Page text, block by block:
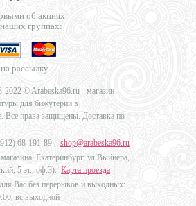
об акциях
группах:
рассылку
2022 © Arabeska96.ru - магазин
для бижутерии в
Все права защищены. Доставка по
912) 68-191-89 , shop@arabeska96.ru
Екатеринбург, ул.Выйнера,
5 эт., оф.3). Карта проезда
Вас без перерывов и выходных:
вс выходной